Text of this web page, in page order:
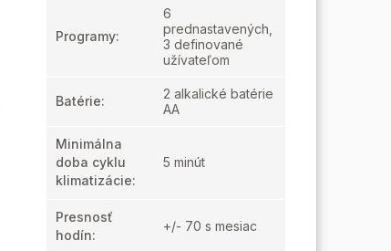
Programy:
6
prednastavených,
3 definované
užívateľom
Batérie:
2 alkalické batérie
AA
Minimálna
doba cyklu
klimatizácie:
5 minút
Presnosť
hodín:
+/- 70 s mesiac